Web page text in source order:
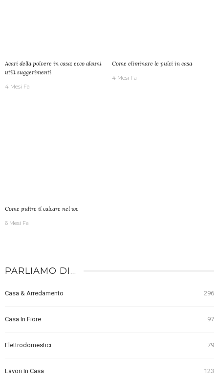
Acari della polvere in casa: ecco alcuni
utili suggerimenti
4 Mesi Fa
Come eliminare le pulci in casa
4 Mesi Fa
Come pulire il calcare nel wc
6 Mesi Fa
PARLIAMO DI…
Casa & Arredamento 296
Casa In Fiore 97
Elettrodomestici 79
Lavori In Casa 123